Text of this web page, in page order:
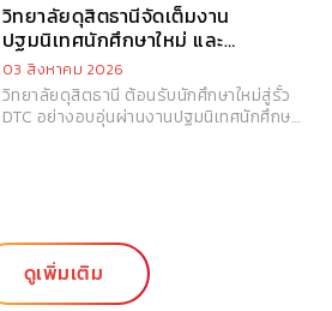
วิทยาลัยดุสิตธานีจัดเต็มงาน
ปฐมนิเทศนักศึกษาใหม่ และ
กิจกรรม DTC Freshy Day
03 สิงหาคม 2026
วิทยาลัยดุสิตธานี ต้อนรับนักศึกษาใหม่สู่รั้ว
DTC อย่างอบอุ่นผ่านงานปฐมนิเทศนักศึกษา
ของการก้าวสู่ชีวิตมหาวิทยาลัยและการ
เติบโตสู่ความเป็นมืออาชีพในอุตสาหกรรม
บริการ
ดูเพิ่มเติม